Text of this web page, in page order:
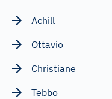
Achill
Ottavio
Christiane
Tebbo